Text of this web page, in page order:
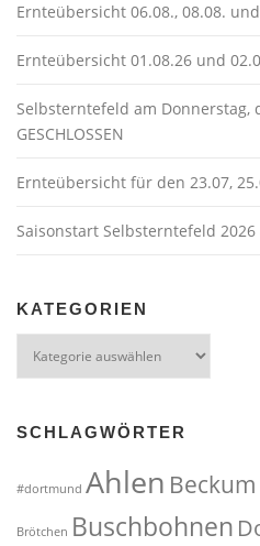
i
g
t
i
n
Ernteübersicht 06.08., 08.08.
Ernteübersicht 01.08.26 und
Selbsterntefeld am Donnerstag,
GESCHLOSSEN
Ernteübersicht für den 23.07,
Saisonstart Selbsterntefeld 2026
KATEGORIEN
SCHLAGWÖRTER
#dortmund Ahlen Beckum
Brötchen Buschbohnen